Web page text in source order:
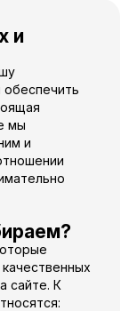
и
мы
и
сайте. К